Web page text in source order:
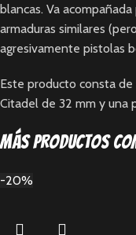
blancas. Va
armaduras similares
agresivamente pistolas
Este producto consta
Citadel de 32 mm y una
Más productos
-20%